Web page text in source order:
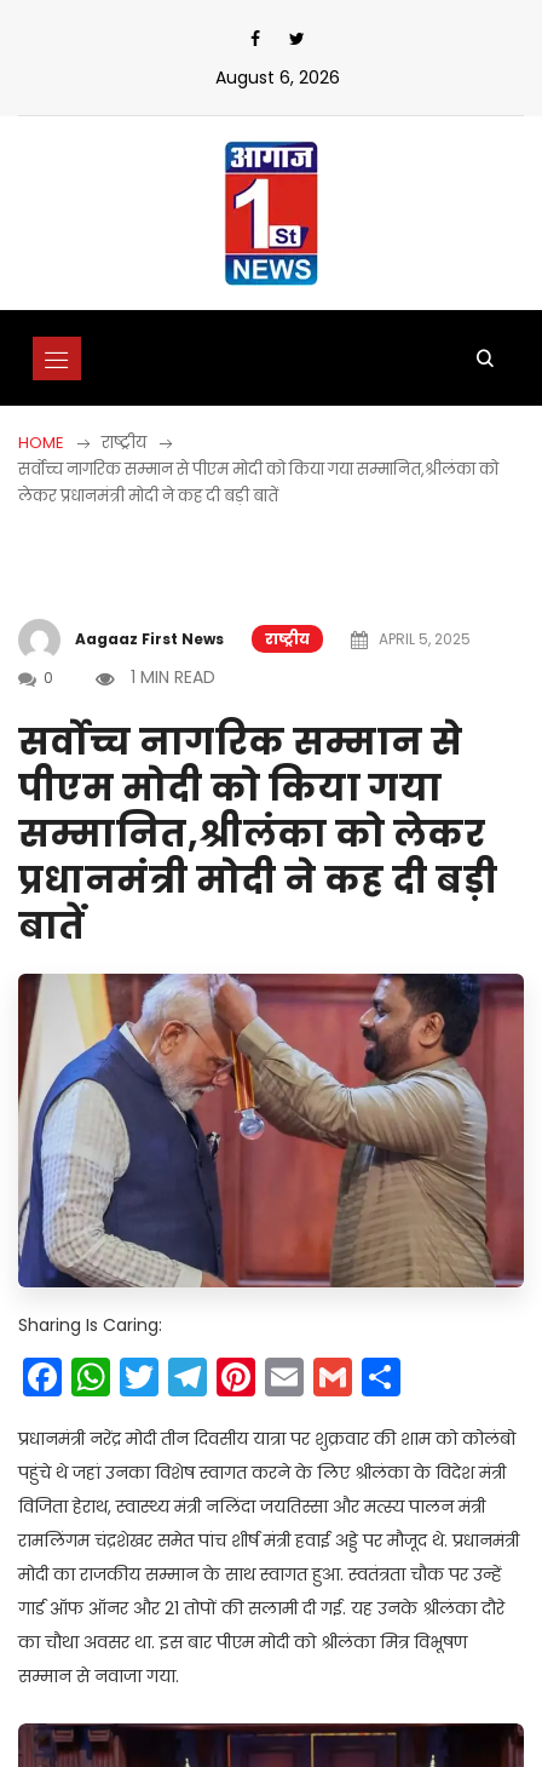
August 6, 2026
HOME
राष्ट्रीय
सर्वोच्च नागरिक सम्मान से पीएम मोदी को किया गया सम्मानित,श्रीलंका को
लेकर प्रधानमंत्री मोदी ने कह दी बड़ी बातें
Aagaaz First News राष्ट्रीय
APRIL 5, 2025
0
1 MIN READ
सर्वोच्च नागरिक सम्मान से
पीएम मोदी को किया गया
सम्मानित,श्रीलंका को लेकर
प्रधानमंत्री मोदी ने कह दी बड़ी
बातें
Sharing Is Caring:
Facebook
WhatsApp
Twitter
Telegram
Pinterest
EmailGmail
प्रधानमंत्री नरेंद्र मोदी तीन दिवसीय यात्रा पर शुक्रवार की शाम को कोलंबो
पहुंचे थे जहां उनका विशेष स्वागत करने के लिए श्रीलंका के विदेश मंत्री
विजिता हेराथ, स्वास्थ्य मंत्री नलिंदा जयतिस्सा और मत्स्य पालन मंत्री
रामलिंगम चंद्रशेखर समेत पांच शीर्ष मंत्री हवाई अड्डे पर मौजूद थे. प्रधानमंत्री
मोदी का राजकीय सम्मान के साथ स्वागत हुआ. स्वतंत्रता चौक पर उन्हें
गार्ड ऑफ ऑनर और 21 तोपों की सलामी दी गई. यह उनके श्रीलंका दौरे
का चौथा अवसर था. इस बार पीएम मोदी को श्रीलंका मित्र विभूषण
सम्मान से नवाजा गया.